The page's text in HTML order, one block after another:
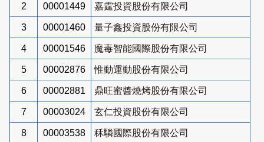
2 00001449 嘉霆投資股份有限公司
3 00001460 量子鑫投資股份有限公司
4 00001546 魔毒智能國際股份有限公司
5 00002876 惟動運動股份有限公司
6 00002881 鼎旺蜜醬燒烤股份有限公司
7 00003024 玄仁投資股份有限公司
8 00003538 秝驎國際股份有限公司